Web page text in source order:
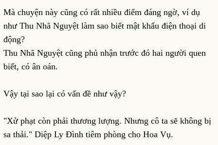
Mà chuyện này cũng có rất nhiều điểm đáng ngờ, ví dụ
như Thu Nhã Nguyệt làm sao biết mật khẩu điện thoại di
động?
Thu Nhã Nguyệt cũng phủ nhận trước đó hai người quen
biết, có ân oán.
Vậy tại sao lại có vấn đề như vậy?
"Xử phạt còn phải thương lượng. Nhưng cô ta sẽ không bị
sa thải." Diệp Ly Đình tiêm phòng cho Hoa Vụ.